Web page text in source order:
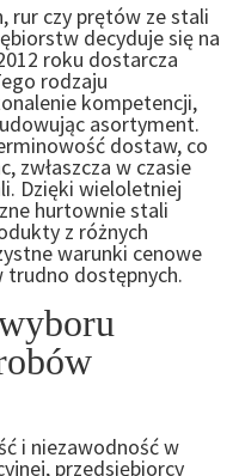
rur czy prętów ze stali
decyduje się na
roku dostarcza
rodzaju
kompetencji,
asortyment.
dostaw, co
zwłaszcza w czasie
Dzięki wieloletniej
hurtownie stali
z różnych
warunki cenowe
trudno dostępnych.
i niezawodność w
przedsiębiorcy